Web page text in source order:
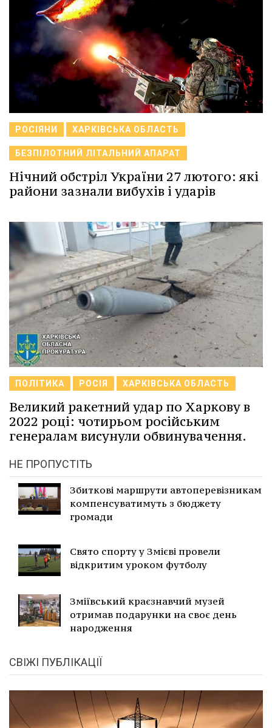
РОСІЯНИ ХАРКІВСЬКА ОБЛАСТЬ
БЕЗПІЛОТНИЙ ЛІТАЛЬНИЙ АПАРАТ
Нічний обстріл України 27 лютого: які
райони зазнали вибухів і ударів
ПОЛІТИКА РОСІЯ ХАРКІВСЬКА ОБЛАСТЬ
Великий ракетний удар по Харкову в
2022 році: чотирьом російським
генералам висунули обвинувачення.
НЕ ПРОПУСТІТЬ
Збиткові маршрути автоперевізникам
компенсуватимуть з бюджету
громади
Свято спорту у Змієві провели
відкритим уроком футболу
Зміївський краєзнавчий музей
отримав подарунки на своє день
народження
СВІЖІ ПУБЛІКАЦІЇ